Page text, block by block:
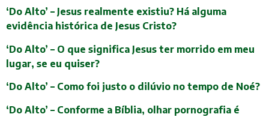
‘Do Alto’ – Jesus realmente existiu? Há alguma
evidência histórica de Jesus Cristo?
‘Do Alto’ – O que significa Jesus ter morrido em meu
lugar, se eu quiser?
‘Do Alto’ – Como foi justo o dilúvio no tempo de Noé?
‘Do Alto’ – Conforme a Bíblia, olhar pornografia é